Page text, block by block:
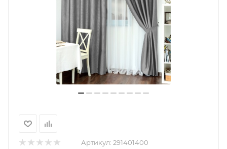
Артикул: 291401400